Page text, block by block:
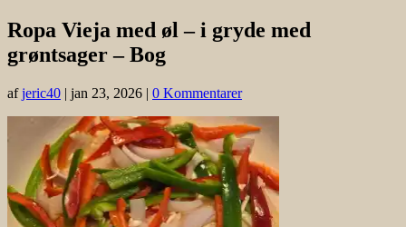
Ropa Vieja med øl – i gryde med
grøntsager – Bog
afjeric40 | jan 23, 2026 | 0 Kommentarer